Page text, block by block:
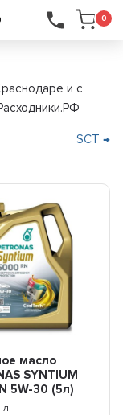
0
...
и с
SCT →
масло
SYNTIUM
5W-30 (5л)
18425019
л